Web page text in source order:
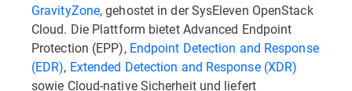
GravityZone, gehostet in der SysEleven OpenStack
Cloud. Die Plattform bietet Advanced Endpoint
Protection (EPP), Endpoint Detection and Response
(EDR), Extended Detection and Response (XDR)
sowie Cloud-native Sicherheit und liefert